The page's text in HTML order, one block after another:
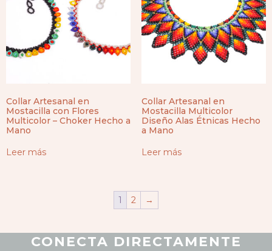
Collar Artesanal en
Mostacilla con Flores
Multicolor – Choker Hecho a
Mano
Leer más
Collar Artesanal en
Mostacilla Multicolor
Diseño Alas Étnicas Hecho
a Mano
Leer más
1 2 →
CONECTA DIRECTAMENTE